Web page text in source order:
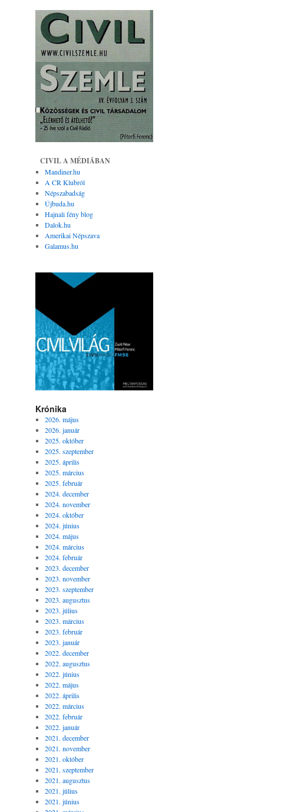
CIVIL A MÉDIÁBAN
Mandiner.hu
A CR Klubról
Népszabadság
Újbuda.hu
Hajnali fény blog
Dalok.hu
Amerikai Népszava
Galamus.hu
Krónika
2026. május
2026. január
2025. október
2025. szeptember
2025. április
2025. március
2025. február
2024. december
2024. november
2024. október
2024. június
2024. május
2024. március
2024. február
2023. december
2023. november
2023. szeptember
2023. augusztus
2023. július
2023. március
2023. február
2023. január
2022. december
2022. augusztus
2022. június
2022. május
2022. április
2022. március
2022. február
2022. január
2021. december
2021. november
2021. október
2021. szeptember
2021. augusztus
2021. július
2021. június